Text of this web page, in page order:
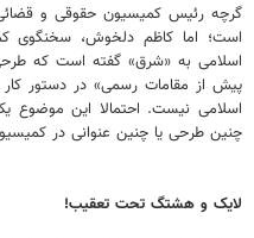
گرچه رئیس کمیسیون حقوقی و
است؛ اما کاظم دلخوش، سخنگوی
اسلامی به «شرق» گفته است که طرحی
پیش از مقامات رسمی» در دستور
اسلامی نیست. احتمالا این موضوع
چنین طرحی یا چنین عنوانی در
لایک و هشتگ تحت تعقیب!